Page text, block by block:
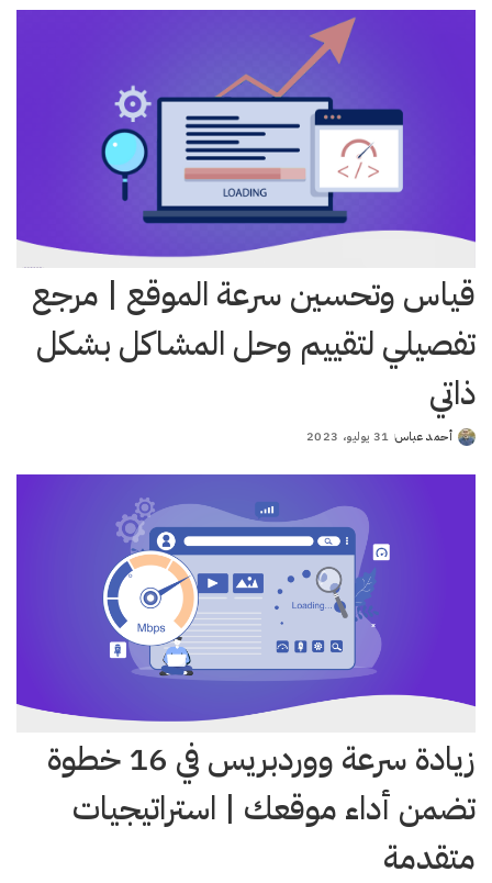
قياس وتحسين سرعة الموقع | مرجع
تفصيلي لتقييم وحل المشاكل بشكل
ذاتي
Postedأحمد عباس 31 يوليو، 2023
زيادة سرعة ووردبريس في 16 خطوة
تضمن أداء موقعك | استراتيجيات
متقدمة